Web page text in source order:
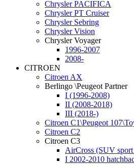
Chrysler PACIFICA
Chrysler PT Cruiser
Chrysler Sebring
Chrysler Vision
Chrysler Voyager
1996-2007
2008-
CITROEN
Citroen AX
Berlingo \Peugeot Partner
I (1996-2008)
II (2008-2018)
III (2018-)
Citroen C1\Peugeot
Citroen C2
Citroen C3
AirCross (SUV
I 2002-2010